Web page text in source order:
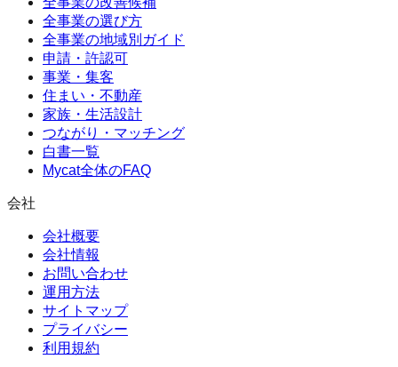
全事業の選び方
全事業の地域別ガイド
申請・許認可
事業・集客
住まい・不動産
家族・生活設計
つながり・マッチング
白書一覧
Mycat全体のFAQ
会社
会社概要
会社情報
お問い合わせ
運用方法
サイトマップ
プライバシー
利用規約